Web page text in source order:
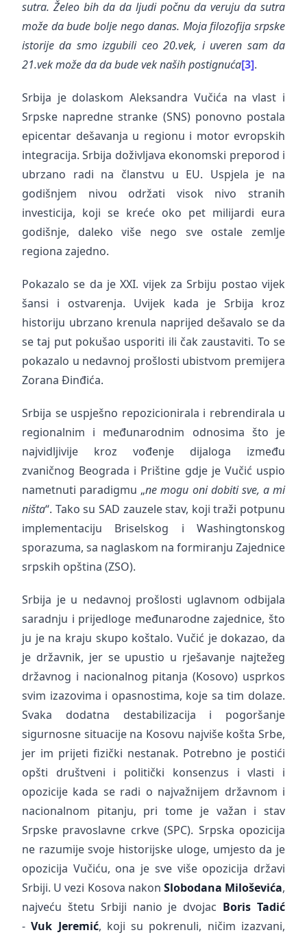
sutra. Želeo bih da da ljudi počnu da veruju da sutra
može da bude bolje nego danas. Moja filozofija srpske
istorije da smo izgubili ceo 20.vek, i uveren sam da
21.vek može da da bude vek naših postignuća[3].
Srbija je dolaskom Aleksandra Vučića na vlast i
Srpske napredne stranke (SNS) ponovno postala
epicentar dešavanja u regionu i motor evropskih
integracija. Srbija doživljava ekonomski preporod i
ubrzano radi na članstvu u EU. Uspjela je na
godišnjem nivou održati visok nivo stranih
investicija, koji se kreće oko pet milijardi eura
godišnje, daleko više nego sve ostale zemlje
regiona zajedno.
Pokazalo se da je XXI. vijek za Srbiju postao vijek
šansi i ostvarenja. Uvijek kada je Srbija kroz
historiju ubrzano krenula naprijed dešavalo se da
se taj put pokušao usporiti ili čak zaustaviti. To se
pokazalo u nedavnoj prošlosti ubistvom premijera
Zorana Đinđića.
Srbija se uspješno repozicionirala i rebrendirala u
regionalnim i međunarodnim odnosima što je
najvidljivije kroz vođenje dijaloga između
zvaničnog Beograda i Prištine gdje je Vučić uspio
nametnuti paradigmu „ne mogu oni dobiti sve, a mi
ništa“. Tako su SAD zauzele stav, koji traži potpunu
implementaciju Briselskog i Washingtonskog
sporazuma, sa naglaskom na formiranju Zajednice
srpskih opština (ZSO).
Srbija je u nedavnoj prošlosti uglavnom odbijala
saradnju i prijedloge međunarodne zajednice, što
ju je na kraju skupo koštalo. Vučić je dokazao, da
je državnik, jer se upustio u rješavanje najtežeg
državnog i nacionalnog pitanja (Kosovo) usprkos
svim izazovima i opasnostima, koje sa tim dolaze.
Svaka dodatna destabilizacija i pogoršanje
sigurnosne situacije na Kosovu najviše košta Srbe,
jer im prijeti fizički nestanak. Potrebno je postići
opšti društveni i politički konsenzus i vlasti i
opozicije kada se radi o najvažnijem državnom i
nacionalnom pitanju, pri tome je važan i stav
Srpske pravoslavne crkve (SPC). Srpska opozicija
ne razumije svoje historijske uloge, umjesto da je
opozicija Vučiću, ona je sve više opozicija državi
Srbiji. U vezi Kosova nakon Slobodana Miloševića,
najveću štetu Srbiji nanio je dvojac Boris Tadić
-Vuk Jeremić, koji su pokrenuli, ničim izazvani,